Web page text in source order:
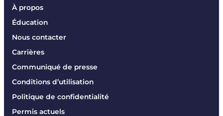
À propos
Éducation
Nous contacter
Carrières
Communiqué de presse
Conditions d’utilisation
Politique de confidentialité
Permis actuels